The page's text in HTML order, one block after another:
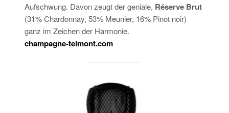
Aufschwung. Davon zeugt der geniale, Réserve Brut
(31% Chardonnay, 53% Meunier, 16% Pinot noir)
ganz im Zeichen der Harmonie.
champagne-telmont.com